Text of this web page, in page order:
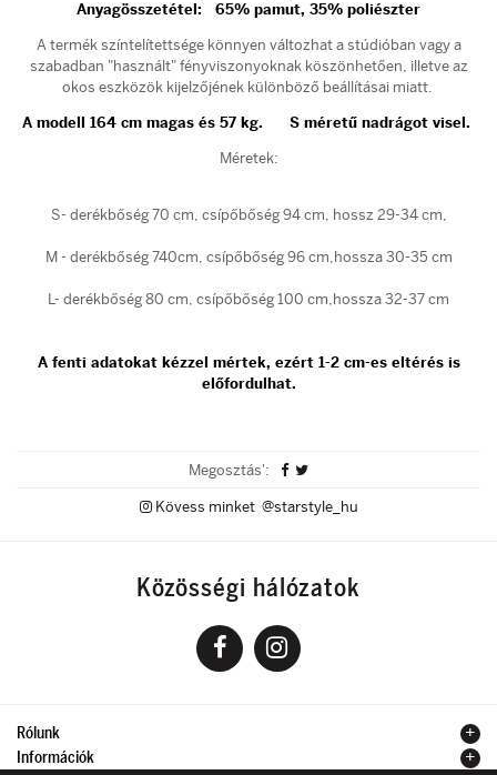
Anyagösszetétel:
65% pamut, 35% poliészter
A termék színtelítettsége könnyen változhat a stúdióban vagy a
szabadban "használt" fényviszonyoknak köszönhetően, illetve az
okos eszközök kijelzőjének különböző beállításai miatt.
A modell 164 cm magas és 57 kg. S méretű nadrágot visel.
Méretek:
S- derékbőség 70 cm, csípőbőség 94 cm, hossz 29-34 cm,
M - derékbőség 740cm, csípőbőség 96 cm,hossza 30-35 cm
L- derékbőség 80 cm, csípőbőség 100 cm,hossza 32-37 cm
A fenti adatokat kézzel mértek, ezért 1-2 cm-es eltérés is
előfordulhat.
Megosztás':
Kövess minket @starstyle_hu
Közösségi hálózatok
Rólunk
Információk